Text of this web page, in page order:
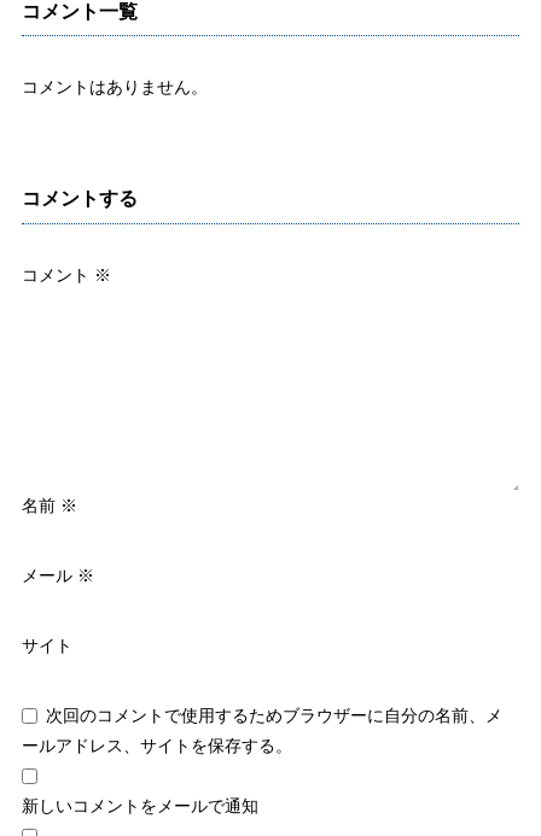
コメント一覧
コメントはありません。
コメントする
コメント ※
名前 ※
メール ※
サイト
次回のコメントで使用するためブラウザーに自分の名前、メ
ールアドレス、サイトを保存する。
新しいコメントをメールで通知